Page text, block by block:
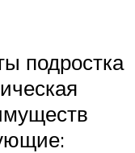
подростка